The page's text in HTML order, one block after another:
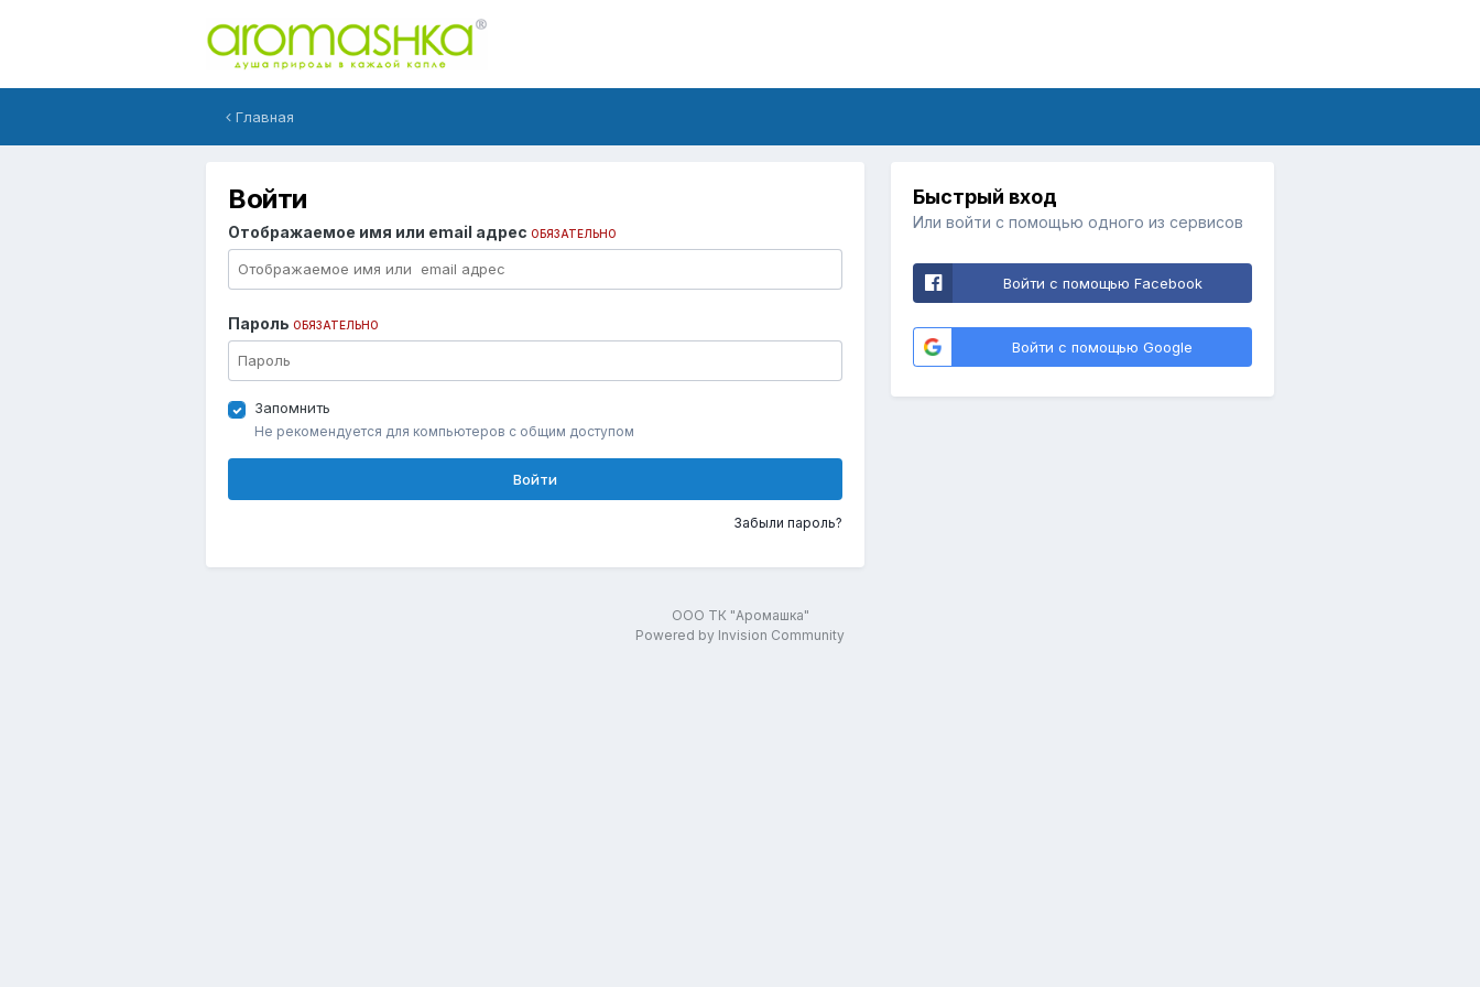
Главная
Войти
Отображаемое имя или email адрес ОБЯЗАТЕЛЬНО
Пароль ОБЯЗАТЕЛЬНО
Запомнить
Не рекомендуется для компьютеров с общим доступом
Войти
Забыли пароль?
Быстрый вход
Или войти с помощью одного из сервисов
Войти с помощью Facebook
Войти с помощью Google
ООО ТК "Аромашка"
Powered by Invision Community